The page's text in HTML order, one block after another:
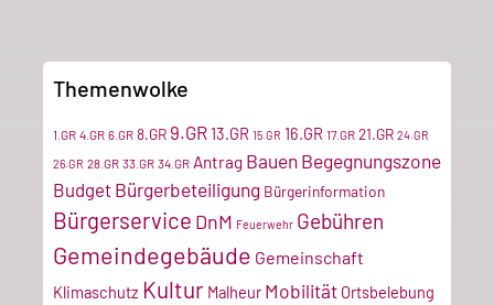
Themenwolke
1.GR 4.GR 6.GR 8.GR 9.GR 13.GR 15.GR 16.GR 17.GR 21.GR 24.GR
26.GR 28.GR 33.GR 34.GR Antrag BauenBegegnungszone
Budget Bürgerbeteiligung Bürgerinformation
Bürgerservice DnM Feuerwehr Gebühren
Gemeindegebäude Gemeinschaft
Klimaschutz Kultur Malheur Mobilität Ortsbelebung